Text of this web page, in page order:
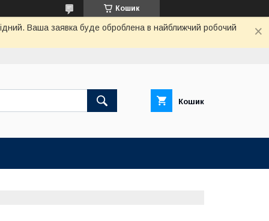
Кошик
Ваша заявка буде оброблена в найближчий робочий
Кошик